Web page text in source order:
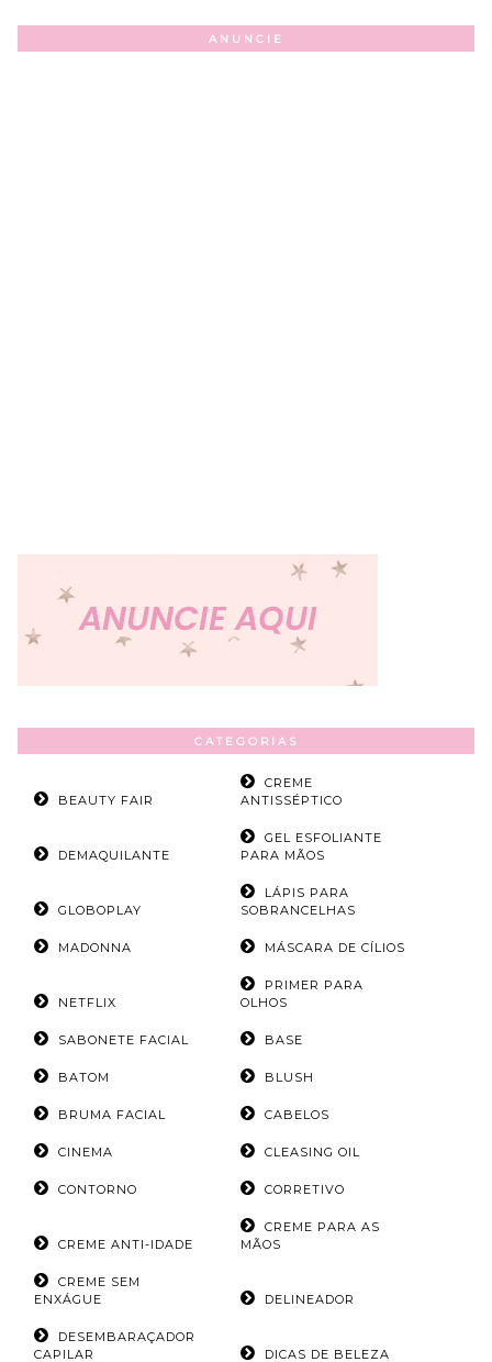
ANUNCIE
CATEGORIAS
BEAUTY FAIR
CREME
ANTISSÉPTICO
DEMAQUILANTE
GEL ESFOLIANTE
PARA MÃOS
GLOBOPLAY
LÁPIS PARA
SOBRANCELHAS
MADONNA MÁSCARA DE CÍLIOS
NETFLIX
PRIMER PARA
OLHOS
SABONETE FACIAL BASE
BATOM BLUSH
BRUMA FACIAL CABELOS
CINEMA CLEASING OIL
CONTORNO CORRETIVO
CREME ANTI-IDADE
CREME PARA AS
MÃOS
CREME SEM
ENXÁGUE
DELINEADOR
DESEMBARAÇADOR
CAPILAR
DICAS DE BELEZA